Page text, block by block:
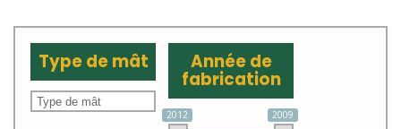
Type de mât
Année de
fabrication
2012 2009